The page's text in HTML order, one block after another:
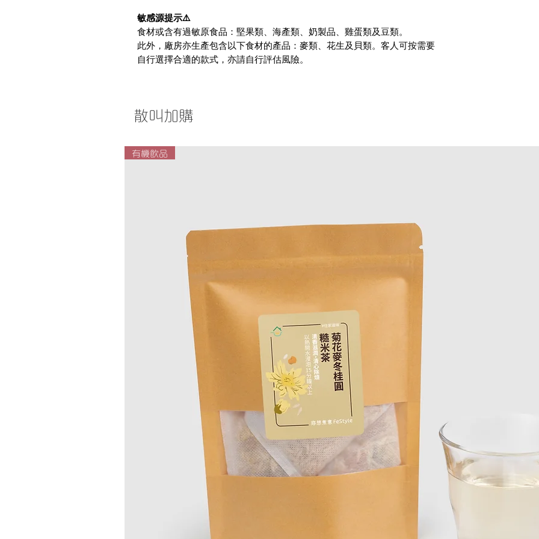
敏感源提示⚠️
食材或含有過敏原食品：堅果類、海產類、奶製品、雞蛋類及豆類。
此外，廠房亦生產包含以下食材的產品：麥類、花生及貝類。客人可按需要
自行選擇合適的款式，亦請自行評估風險。
散叫加購
有機飲品